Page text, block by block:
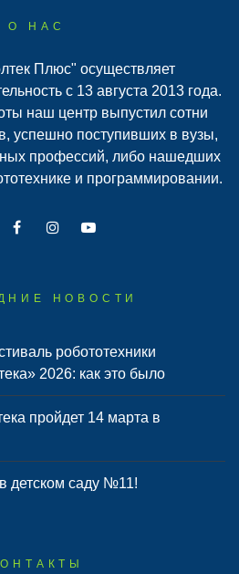
О НАС
Плюс" осуществляет
с 13 августа 2013 года.
наш центр выпустил сотни
успешно поступивших в вузы,
профессий, либо нашедших
и программировании.
НОВОСТИ
робототехники
2026: как это было
пройдет 14 марта в
детском саду №11!